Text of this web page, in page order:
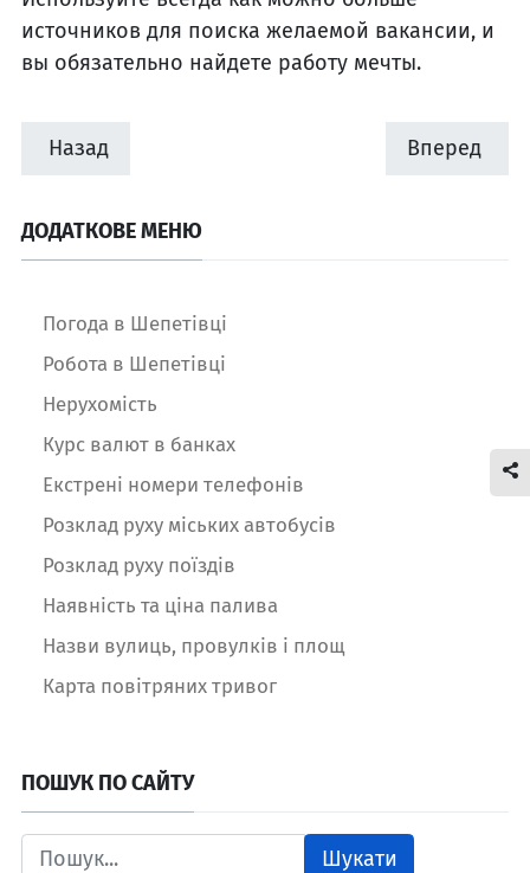
источников для поиска желаемой вакансии, и
вы обязательно найдете работу мечты.
Назад Вперед
ДОДАТКОВЕ МЕНЮ
Погода в Шепетівці
Робота в Шепетівці
Нерухомість
Курс валют в банках
Екстрені номери телефонів
Розклад руху міських автобусів
Розклад руху поїздів
Наявність та ціна палива
Назви вулиць, провулків і площ
Карта повітряних тривог
ПОШУК ПО САЙТУ
Шукати